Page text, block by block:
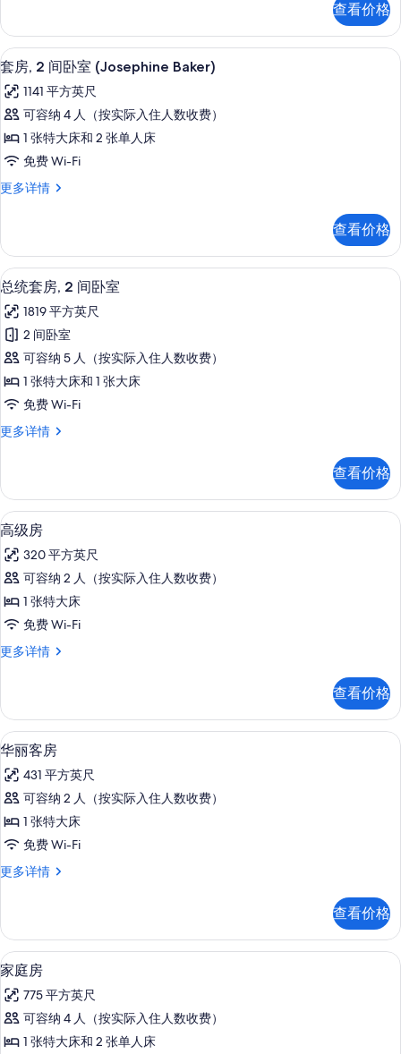
有
照
片
更
多
信
查看价格
显
示
套
房,
2
间
卧
(Josephine
Baker)
的
所
有
照
片
高档床上用品、记忆海绵床垫、迷你
7
套房, 2 间卧室 (Josephine Baker)
1141 平方英尺
可容纳 4 人（按实际入住人数收费）
1 张特大床和 2 张单人床
免费 Wi-Fi
更多详情
套
卧
室
(Josephine
更
多
信
息
查看价格
显
示
总
统
套
房,
间
室
的
所
有
照
片
高档床上用品、记忆海绵床垫、迷你
12
总统套房, 2 间卧室
1819 平方英尺
2 间卧室
可容纳 5 人（按实际入住人数收费）
1 张特大床和 1 张大床
免费 Wi-Fi
更多详情
总
2
间
卧
更
多
息
查看价格
显
示
高
级
房
所
照
片
高档床上用品、记忆海绵床垫、迷你
4
高级房
320 平方英尺
可容纳 2 人（按实际入住人数收费）
1 张特大床
免费 Wi-Fi
更多详情
高
多
信
息
查看价格
显
示
华
丽
客
的
有
照
片
华丽客房 | 高档床上用品、记忆海绵
5
华丽客房
431 平方英尺
可容纳 2 人（按实际入住人数收费）
1 张特大床
免费 Wi-Fi
更多详情
华
更
多
信
息
查看价格
显
示
家
庭
高档床上用品、记忆海绵床垫、迷你
7
家庭房
775 平方英尺
可容纳 4 人（按实际入住人数收费）
1 张特大床和 2 张单人床